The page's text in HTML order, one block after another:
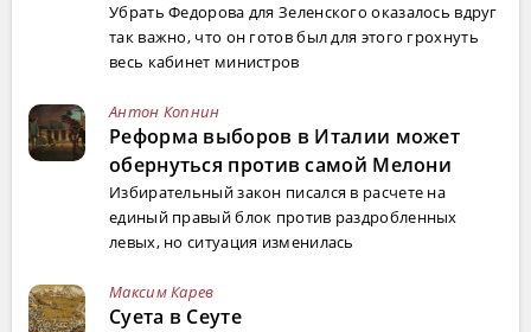
Убрать Федорова для Зеленского оказалось вдруг
так важно, что он готов был для этого грохнуть
весь кабинет министров
Антон Копнин
Реформа выборов в Италии может
обернуться против самой Мелони
Избирательный закон писался в расчете на
единый правый блок против раздробленных
левых, но ситуация изменилась
Максим Карев
Суета в Сеуте